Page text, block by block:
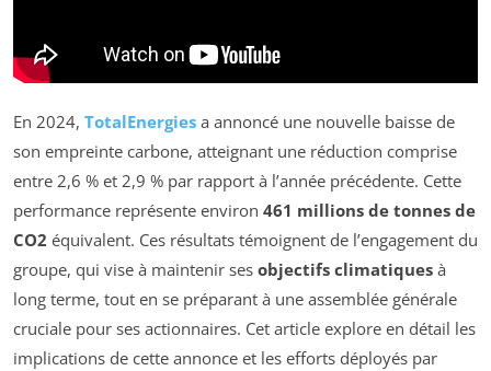
En 2024, TotalEnergies a annoncé une nouvelle baisse de
son empreinte carbone, atteignant une réduction comprise
entre 2,6 % et 2,9 % par rapport à l’année précédente. Cette
performance représente environ 461 millions de tonnes de
CO2 équivalent. Ces résultats témoignent de l’engagement du
groupe, qui vise à maintenir ses objectifs climatiques à
long terme, tout en se préparant à une assemblée générale
cruciale pour ses actionnaires. Cet article explore en détail les
implications de cette annonce et les efforts déployés par